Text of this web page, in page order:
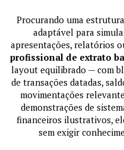
Procurando uma
adaptável para
apresentações, relatórios
profissional de extrato
layout equilibrado — com
de transações datadas,
movimentações
demonstrações de
financeiros ilustrativos,
sem exigir